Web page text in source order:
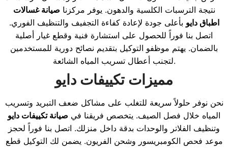
نتيجة الترسبات الكلسية والدهون. يوفر مركزنا صيانة غسالات
اطباق دايو بأعلى جودة لإعادة كفاءة التجفيف والتنظيف الفوري.
اتصل بنا فوراً للحصول على استشارة فنية وقطع غيار أصلية
بالضمان. يهتم موظفو التوكيل بتقديم نصائح دورية للمستخدمين
لتجنب أعطال تسريب المياه الشائعة.
مميزات تكييفات دايو
نحن نوفر حلولاً سريعة للتغلب على مشاكل ضعف التبريد وتسريب
المياه خلال فصل الصيف. يتخصص فريقنا في صيانة تكييفات دايو
وتنظيف الفلاتر والوحدات بدقة داخل منزلك. اتصل بنا فوراً لحجز
موعد فحص الكومبريسور وشحن الفريون. يضمن لك التوكيل قطع